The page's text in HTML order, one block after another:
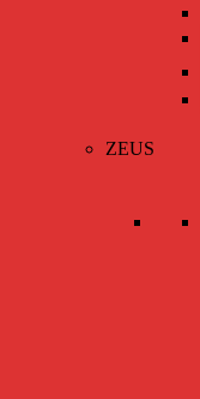
ZEUS